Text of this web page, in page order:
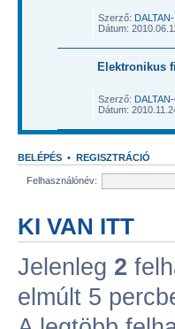
Szerző:
Dátum:
Elektronikus
Szerző:
Dátum:
BELÉPÉS • REGISZTRÁCIÓ
Felhasználónév:
KI VAN ITT
Jelenleg 2
elmúlt 5